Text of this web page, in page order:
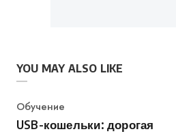
YOU MAY ALSO LIKE
Category
Обучение
USB-кошельки: дорогая